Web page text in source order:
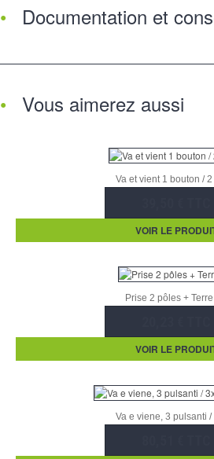
Documentation et
Vous aimerez aussi
Va et vient 1 bouton /
VOIR LE
Prise 2 pôles +
VOIR LE
Va e viene, 3 pulsanti /